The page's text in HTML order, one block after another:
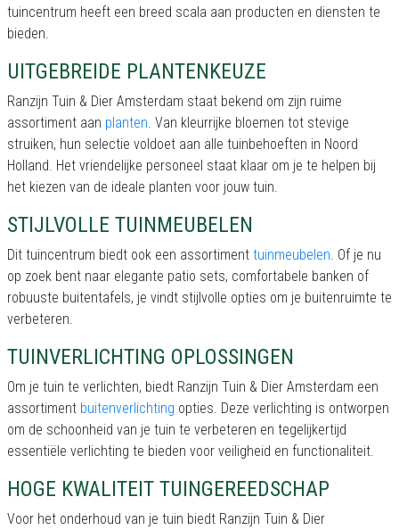
tuincentrum heeft een breed scala aan producten en diensten te
bieden.
UITGEBREIDE PLANTENKEUZE
Ranzijn Tuin & Dier Amsterdam staat bekend om zijn ruime
assortiment aan planten. Van kleurrijke bloemen tot stevige
struiken, hun selectie voldoet aan alle tuinbehoeften in Noord
Holland. Het vriendelijke personeel staat klaar om je te helpen bij
het kiezen van de ideale planten voor jouw tuin.
STIJLVOLLE TUINMEUBELEN
Dit tuincentrum biedt ook een assortiment tuinmeubelen. Of je nu
op zoek bent naar elegante patio sets, comfortabele banken of
robuuste buitentafels, je vindt stijlvolle opties om je buitenruimte te
verbeteren.
TUINVERLICHTING OPLOSSINGEN
Om je tuin te verlichten, biedt Ranzijn Tuin & Dier Amsterdam een
assortiment buitenverlichting opties. Deze verlichting is ontworpen
om de schoonheid van je tuin te verbeteren en tegelijkertijd
essentiële verlichting te bieden voor veiligheid en functionaliteit.
HOGE KWALITEIT TUINGEREEDSCHAP
Voor het onderhoud van je tuin biedt Ranzijn Tuin & Dier